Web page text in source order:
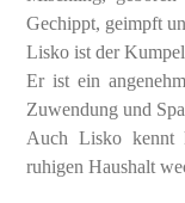
Gechippt, geimpft
Lisko ist der
Er ist ein
Zuwendung und
Auch Lisko kennt
ruhigen Haushalt